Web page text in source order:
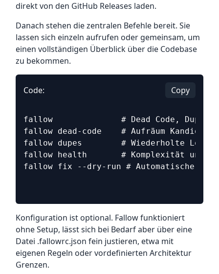
direkt von den GitHub Releases laden.
Danach stehen die zentralen Befehle bereit. Sie
lassen sich einzeln aufrufen oder gemeinsam, um
einen vollständigen Überblick über die Codebase
zu bekommen.
Code: Copy
fallow              # Dead Code,
fallow dead-code    # Aufräum Kandidaten
fallow dupes        # Wiederholte Logik
fallow health       # Komplexität und
fallow fix --dry-run # Automatische
Konfiguration ist optional. Fallow funktioniert
ohne Setup, lässt sich bei Bedarf aber über eine
Datei .fallowrc.json fein justieren, etwa mit
eigenen Regeln oder vordefinierten Architektur
Grenzen.